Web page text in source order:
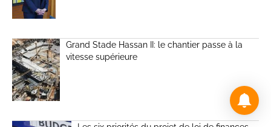
Grand Stade Hassan II: le chantier passe à la
vitesse supérieure